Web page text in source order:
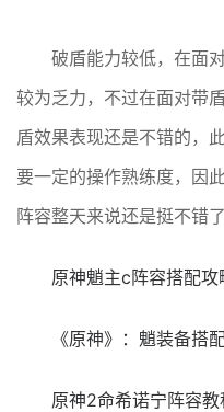
破盾能力较低，在面
较为乏力，不过在面对带
盾效果表现还是不错的，
要一定的操作熟练度，因
阵容整天来说还是挺不错了
原神魈主c阵容搭配攻
《原神》：魈装备搭
原神2命希诺宁阵容教